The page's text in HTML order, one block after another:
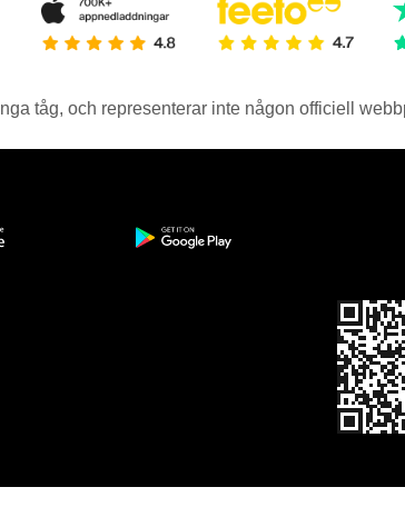
tåg, och representerar inte någon officiell